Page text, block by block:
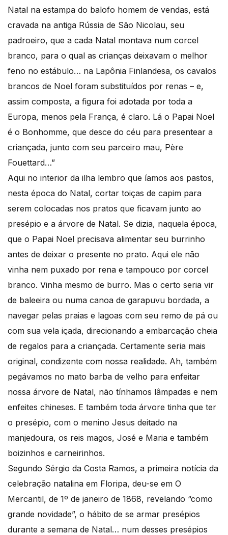
Natal na estampa do balofo homem de vendas, está
cravada na antiga Rússia de São Nicolau, seu
padroeiro, que a cada Natal montava num corcel
branco, para o qual as crianças deixavam o melhor
feno no estábulo… na Lapônia Finlandesa, os cavalos
brancos de Noel foram substituídos por renas – e,
assim composta, a figura foi adotada por toda a
Europa, menos pela França, é claro. Lá o Papai Noel
é o Bonhomme, que desce do céu para presentear a
criançada, junto com seu parceiro mau, Père
Fouettard…”
Aqui no interior da ilha lembro que íamos aos pastos,
nesta época do Natal, cortar toiças de capim para
serem colocadas nos pratos que ficavam junto ao
presépio e a árvore de Natal. Se dizia, naquela época,
que o Papai Noel precisava alimentar seu burrinho
antes de deixar o presente no prato. Aqui ele não
vinha nem puxado por rena e tampouco por corcel
branco. Vinha mesmo de burro. Mas o certo seria vir
de baleeira ou numa canoa de garapuvu bordada, a
navegar pelas praias e lagoas com seu remo de pá ou
com sua vela içada, direcionando a embarcação cheia
de regalos para a criançada. Certamente seria mais
original, condizente com nossa realidade. Ah, também
pegávamos no mato barba de velho para enfeitar
nossa árvore de Natal, não tínhamos lâmpadas e nem
enfeites chineses. E também toda árvore tinha que ter
o presépio, com o menino Jesus deitado na
manjedoura, os reis magos, José e Maria e também
boizinhos e carneirinhos.
Segundo Sérgio da Costa Ramos, a primeira notícia da
celebração natalina em Floripa, deu-se em O
Mercantil, de 1º de janeiro de 1868, revelando “como
grande novidade”, o hábito de se armar presépios
durante a semana de Natal… num desses presépios